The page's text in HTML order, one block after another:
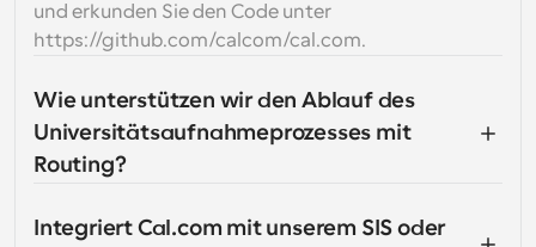
und erkunden Sie den Code unter
https://github.com/calcom/cal.com.
Wie unterstützen wir den Ablauf des
Universitätsaufnahmeprozesses mit
Routing?
Integriert Cal.com mit unserem SIS oder